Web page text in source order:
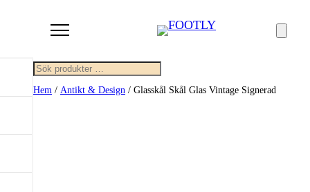
Sök
Hem / Antikt & Design / Glasskål Skål Glas Vintage Signerad